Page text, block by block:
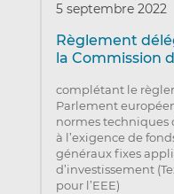
5 septembre 2022
Règlement
la Commission
complétant le
Parlement
normes
à l’exigence de
généraux fixes
d’investissement
pour l’EEE)